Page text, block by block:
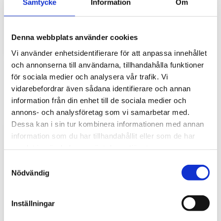
Samtycke Information Om
Denna webbplats använder cookies
Vi använder enhetsidentifierare för att anpassa innehållet
och annonserna till användarna, tillhandahålla funktioner
för sociala medier och analysera vår trafik. Vi
vidarebefordrar även sådana identifierare och annan
information från din enhet till de sociala medier och
annons- och analysföretag som vi samarbetar med.
Dessa kan i sin tur kombinera informationen med annan
information som du har tillhandahållit eller som de har
Nödvändig
Inställningar
gör stor skillnad i vardagen
även lunchplatsen under långa arbetsdagar....
entreprenadmaskin?
bara utseende. Rätt matta skyddar originalgolvet mot
slitage, förenklar rengöringen och bidrar till...